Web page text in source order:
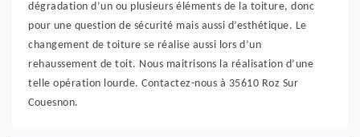
dégradation d’un ou plusieurs éléments de la toiture, donc
pour une question de sécurité mais aussi d’esthétique. Le
changement de toiture se réalise aussi lors d’un
rehaussement de toit. Nous maitrisons la réalisation d’une
telle opération lourde. Contactez-nous à 35610 Roz Sur
Couesnon.